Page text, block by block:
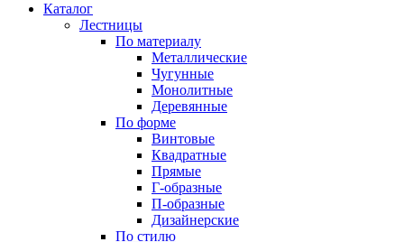
Каталог
Лестницы
По материалу
Металлические
Чугунные
Монолитные
Деревянные
По форме
Винтовые
Квадратные
Прямые
Г-образные
П-образные
Дизайнерские
По стилю